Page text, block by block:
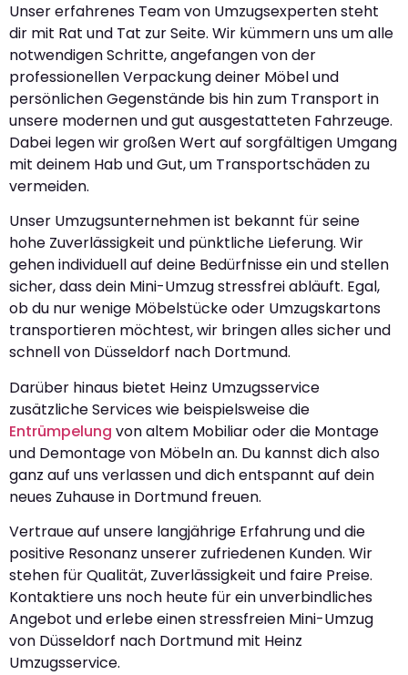
Unser erfahrenes Team von Umzugsexperten steht
dir mit Rat und Tat zur Seite. Wir kümmern uns um alle
notwendigen Schritte, angefangen von der
professionellen Verpackung deiner Möbel und
persönlichen Gegenstände bis hin zum Transport in
unsere modernen und gut ausgestatteten Fahrzeuge.
Dabei legen wir großen Wert auf sorgfältigen Umgang
mit deinem Hab und Gut, um Transportschäden zu
vermeiden.
Unser Umzugsunternehmen ist bekannt für seine
hohe Zuverlässigkeit und pünktliche Lieferung. Wir
gehen individuell auf deine Bedürfnisse ein und stellen
sicher, dass dein Mini-Umzug stressfrei abläuft. Egal,
ob du nur wenige Möbelstücke oder Umzugskartons
transportieren möchtest, wir bringen alles sicher und
schnell von Düsseldorf nach Dortmund.
Darüber hinaus bietet Heinz Umzugsservice
zusätzliche Services wie beispielsweise die
Entrümpelung von altem Mobiliar oder die Montage
und Demontage von Möbeln an. Du kannst dich also
ganz auf uns verlassen und dich entspannt auf dein
neues Zuhause in Dortmund freuen.
Vertraue auf unsere langjährige Erfahrung und die
positive Resonanz unserer zufriedenen Kunden. Wir
stehen für Qualität, Zuverlässigkeit und faire Preise.
Kontaktiere uns noch heute für ein unverbindliches
Angebot und erlebe einen stressfreien Mini-Umzug
von Düsseldorf nach Dortmund mit Heinz
Umzugsservice.